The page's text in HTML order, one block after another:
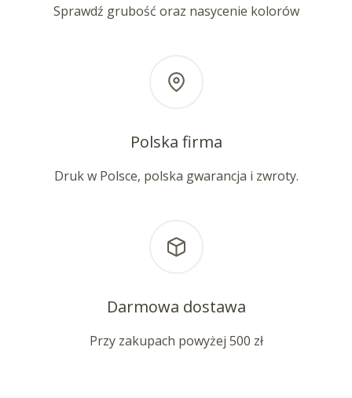
Sprawdź grubość oraz nasycenie kolorów
Polska firma
Druk w Polsce, polska gwarancja i zwroty.
Darmowa dostawa
Przy zakupach powyżej 500 zł